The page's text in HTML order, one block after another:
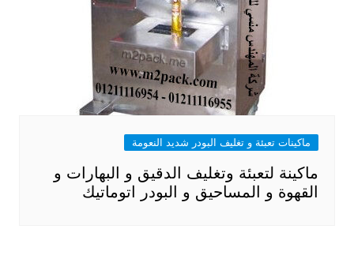
ماكينات تعبئة و تغليف البودر شديد النعومة
ماكينة لتعبئة وتغليف الدقيق و البهارات و
القهوة و المساحيق و البودر اتوماتيك